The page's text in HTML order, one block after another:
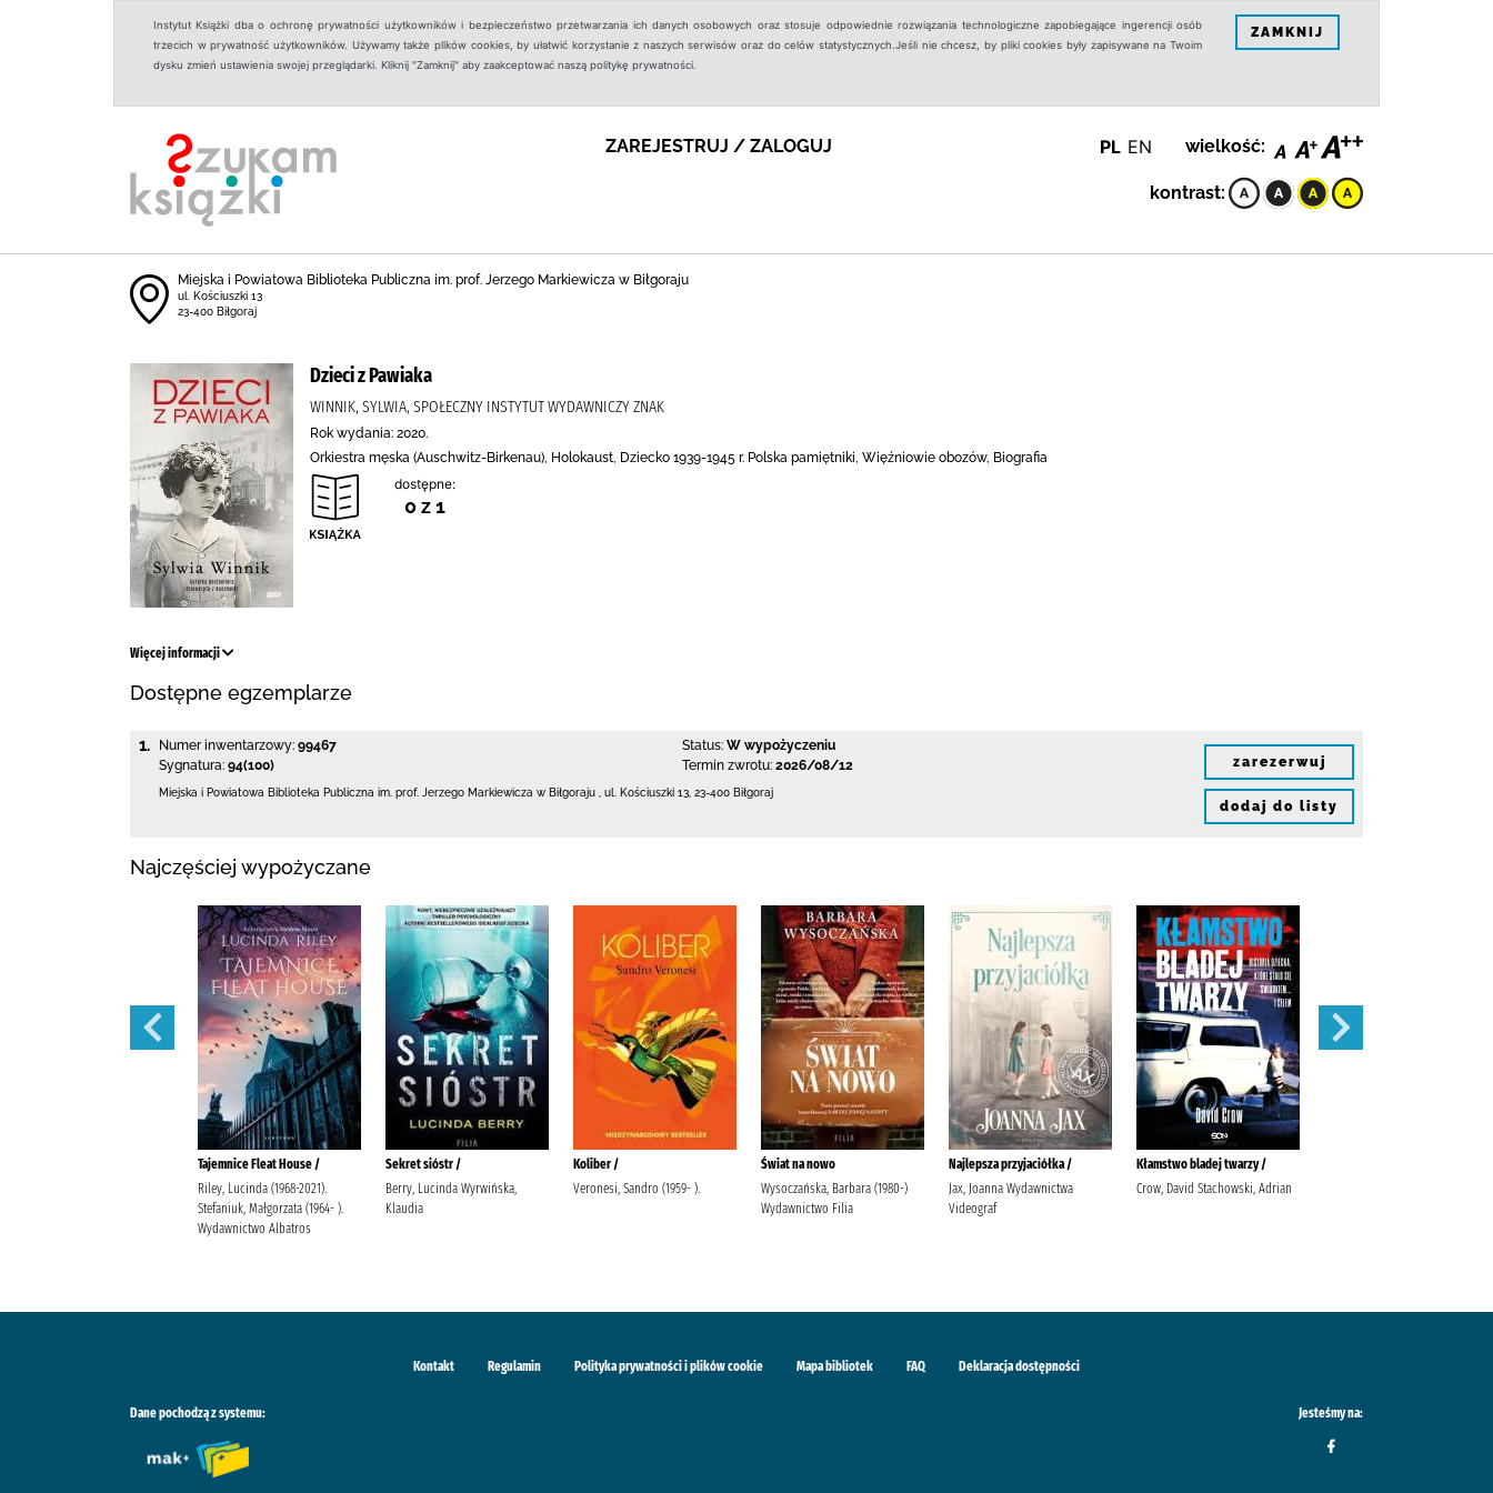
Instytut Książki dba o ochronę prywatności użytkowników i bezpieczeństwo przetwarzania ich danych osobowych oraz stosuje odpowiednie rozwiązania technologiczne zapobiegające ingerencji osób
trzecich w prywatność użytkowników. Używamy także plików cookies, by ułatwić korzystanie z naszych serwisów oraz do celów statystycznych.Jeśli nie chcesz, by pliki cookies były zapisywane na Twoim
dysku zmień ustawienia swojej przeglądarki. Kliknij "Zamknij" aby zaakceptować naszą politykę prywatności.
ZAMKNIJ
ZAREJESTRUJ / ZALOGUJ PL EN wielkość:
kontrast:
Miejska i Powiatowa Biblioteka Publiczna im. prof. Jerzego Markiewicza w Biłgoraju
ul. Kościuszki 13
23-400 Biłgoraj
Dzieci z Pawiaka
WINNIK, SYLWIA, SPOŁECZNY INSTYTUT WYDAWNICZY ZNAK
Rok wydania: 2020.
Orkiestra męska (Auschwitz-Birkenau), Holokaust, Dziecko 1939-1945 r. Polska pamiętniki, Więźniowie obozów, Biografia
dostępne:
0 z 1
Więcej informacji
Dostępne egzemplarze
1. Numer inwentarzowy: 99467
Sygnatura: 94(100)
Status: W wypożyczeniu
Termin zwrotu: 2026/08/12
Miejska i Powiatowa Biblioteka Publiczna im. prof. Jerzego Markiewicza w Biłgoraju ul. Kościuszki 13 23-400 Biłgoraj
zarezerwuj
dodaj do listy
Najczęściej wypożyczane
Tajemnice Fleat House /
Riley, Lucinda (1968-2021).
Stefaniuk, Małgorzata (1964- ).
Wydawnictwo Albatros
Sekret sióstr /
Berry, Lucinda Wyrwińska,
Klaudia
Koliber /
Veronesi, Sandro (1959- ).
Świat na nowo
Wysoczańska, Barbara (1980-)
Wydawnictwo Filia
Najlepsza przyjaciółka /
Jax, Joanna Wydawnictwa
Videograf
Kłamstwo bladej twarzy /
Crow, David Stachowski, Adrian
Kontakt Regulamin Polityka prywatności i plików cookie Mapa bibliotek FAQ Deklaracja dostępności
Dane pochodzą z systemu: Jesteśmy na: